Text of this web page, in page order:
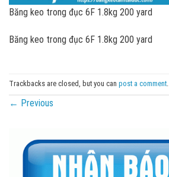
Băng keo trong đục 6F 1.8kg 200 yard
Băng keo trong đục 6F 1.8kg 200 yard
Trackbacks are closed, but you can post a comment.
← Previous